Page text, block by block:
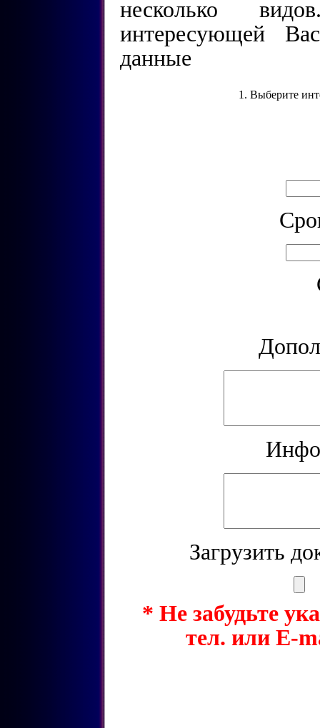
несколько
интересующей
данные
1. Выберите
Загрузить
* Не забудьте
тел. или E-